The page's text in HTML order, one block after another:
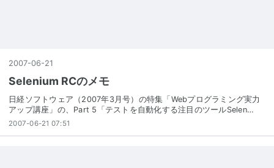
2007-06-21
Selenium RCのメモ
日経ソフトウェア（2007年3月号）の特集「Webプログラミング実力
アップ講座」の、Part 5「テストを自動化する注目のツールSelen…
2007-06-21 07:51